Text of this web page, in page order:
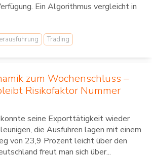
Ein Algorithmus vergleicht in
Trading
zum Wochenschluss –
Risikofaktor Nummer
konnte seine Exporttätigkeit wieder
die Ausfuhren lagen mit einem
von 23,9 Prozent leicht über den
freut man sich über...